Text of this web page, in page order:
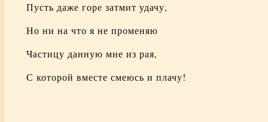
Пусть даже горе затмит удачу,
Но ни на что я не променяю
Частицу данную мне из рая,
С которой вместе смеюсь и плачу!
На шестидесятилетие